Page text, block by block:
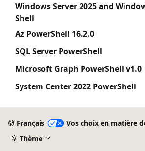
Windows Server 2025 and
Shell
Az PowerShell 16.2.0
SQL Server PowerShell
Microsoft Graph PowerShell v1.0
System Center 2022 PowerShell
Français
Vos choix en matière
Thème